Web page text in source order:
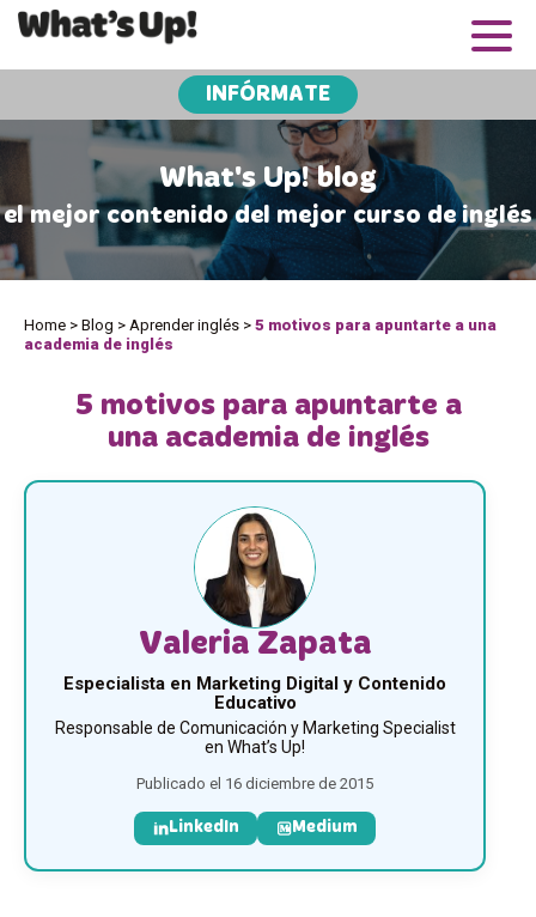
INFÓRMATE
What's Up! blog
el mejor contenido del mejor curso de inglés
Home > Blog > Aprender inglés > 5 motivos para apuntarte a una
academia de inglés
5 motivos para apuntarte a
una academia de inglés
Valeria Zapata
Especialista en Marketing Digital y Contenido
Educativo
Responsable de Comunicación y Marketing Specialist
en What’s Up!
Publicado el 16 diciembre de 2015
LinkedIn Medium